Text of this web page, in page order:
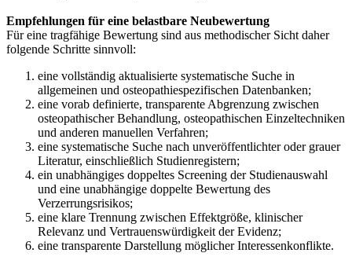
Empfehlungen für eine belastbare Neubewertung
Für eine tragfähige Bewertung sind aus methodischer Sicht daher
folgende Schritte sinnvoll:
eine vollständig aktualisierte systematische Suche in
allgemeinen und osteopathiespezifischen Datenbanken;
eine vorab definierte, transparente Abgrenzung zwischen
osteopathischer Behandlung, osteopathischen Einzeltechniken
und anderen manuellen Verfahren;
eine systematische Suche nach unveröffentlichter oder grauer
Literatur, einschließlich Studienregistern;
ein unabhängiges doppeltes Screening der Studienauswahl
und eine unabhängige doppelte Bewertung des
Verzerrungsrisikos;
eine klare Trennung zwischen Effektgröße, klinischer
Relevanz und Vertrauenswürdigkeit der Evidenz;
eine transparente Darstellung möglicher Interessenkonflikte.